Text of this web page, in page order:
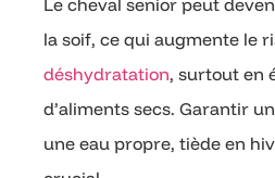
Le cheval senior peut
la soif, ce qui augmente le
déshydratation, surtout en
d’aliments secs. Garantir
une eau propre, tiède en